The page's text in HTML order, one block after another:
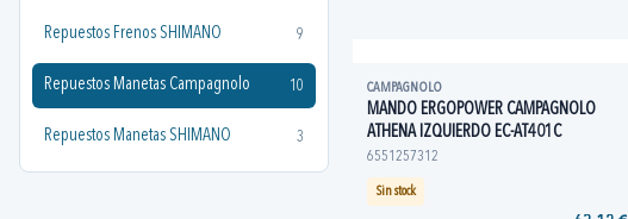
Repuestos Frenos SHIMANO 9
Repuestos Manetas Campagnolo 10
Repuestos Manetas SHIMANO 3
CAMPAGNOLO
MANDO ERGOPOWER CAMPAGNOLO
ATHENA IZQUIERDO EC-AT401C
6551257312
Sin stock